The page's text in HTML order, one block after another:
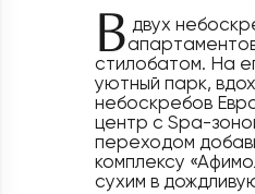
В двух
стилобатом. На
уютный парк,
небоскребов
центр с Spa-
переходом
комплексу
сухим в